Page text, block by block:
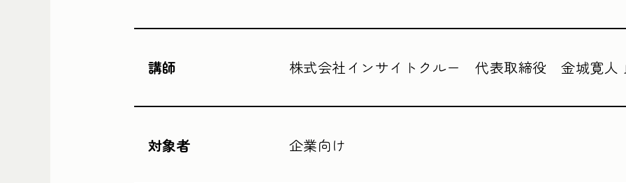
講師 株式会社インサイトクルー 代表取締役 金城寛人
対象者 企業向け